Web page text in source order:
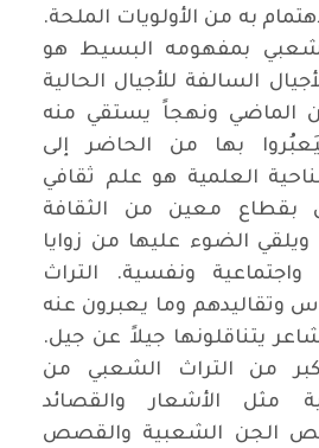
به من الأولويات الملحة.
بمفهومه البسيط هو
السالفة للأجيال الحالية
الماضي ونهجاً يستقي منه
بها من الحاضر إلى
العلمية هو علم ثقافي
بقطاع معين من الثقافة
ويلقي الضوء عليها من زوايا
واجتماعية ونفسية. التراث
وتقاليدهم وما يعبرون عنه
يتناقلونها جيلاً عن جيل.
من التراث الشعبي من
مثل الأشعار والقصائد
الجن الشعبية والقصص